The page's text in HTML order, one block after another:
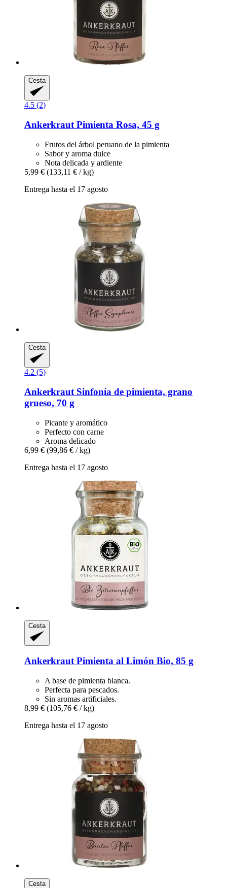
Cesta
4.5 (2)
Ankerkraut Pimienta Rosa, 45 g
Frutos del árbol peruano de la pimienta
Sabor y aroma dulce
Nota delicada y ardiente
5,99 € (133,11 € / kg)
Entrega hasta el 17 agosto
Cesta
4.2 (5)
Ankerkraut Sinfonía de pimienta, grano
grueso, 70 g
Picante y aromático
Perfecto con carne
Aroma delicado
6,99 € (99,86 € / kg)
Entrega hasta el 17 agosto
Cesta
Ankerkraut Pimienta al Limón Bio, 85 g
A base de pimienta blanca.
Perfecta para pescados.
Sin aromas artificiales.
8,99 € (105,76 € / kg)
Entrega hasta el 17 agosto
Cesta